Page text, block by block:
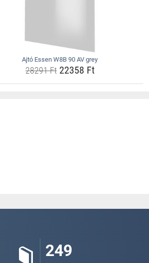
Ajtó Essen W8B 90 AV grey
28291 Ft22358 Ft
249